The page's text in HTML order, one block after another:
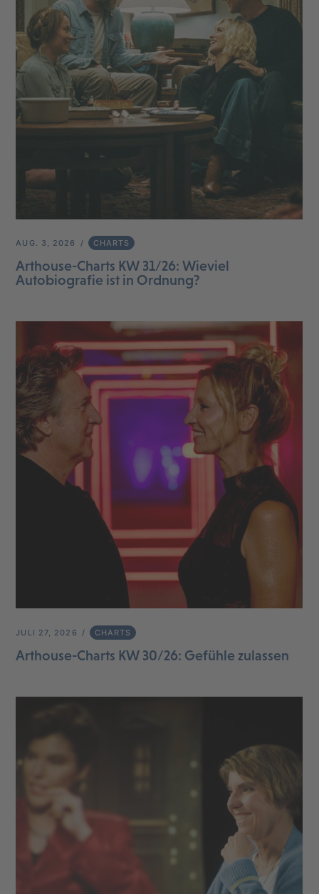
AUG. 3, 2026 CHARTS
Arthouse-Charts KW 31/26: Wieviel
Autobiografie ist in Ordnung?
JULI 27, 2026 CHARTS
Arthouse-Charts KW 30/26: Gefühle zulassen